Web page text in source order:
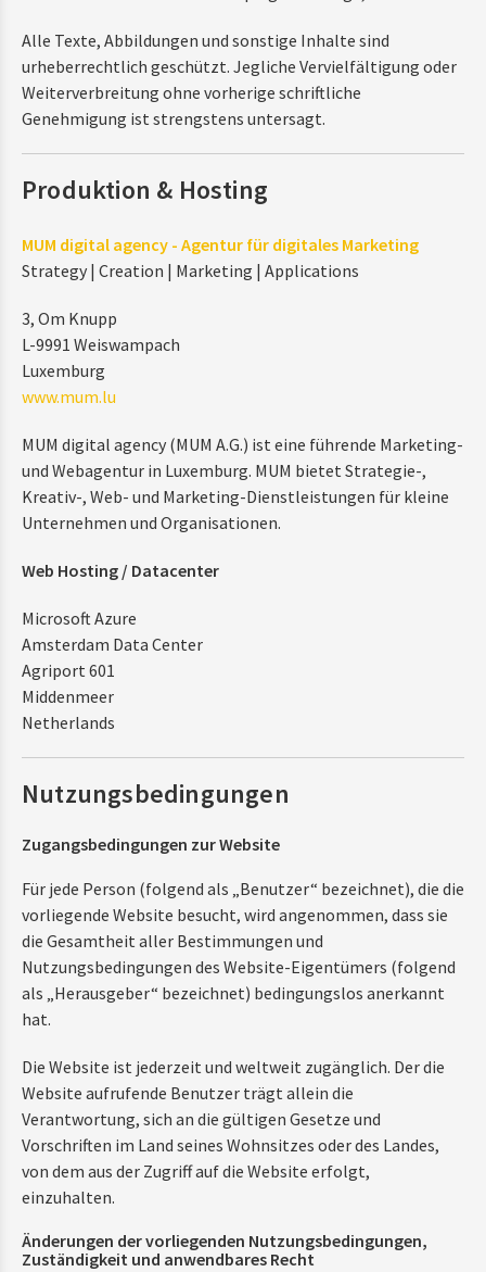
Alle Texte, Abbildungen und sonstige Inhalte sind
urheberrechtlich geschützt. Jegliche Vervielfältigung oder
Weiterverbreitung ohne vorherige schriftliche
Genehmigung ist strengstens untersagt.
Produktion & Hosting
MUM digital agency - Agentur für digitales Marketing
Strategy | Creation | Marketing | Applications
3, Om Knupp
L-9991 Weiswampach
Luxemburg
www.mum.lu
MUM digital agency (MUM A.G.) ist eine führende Marketing-
und Webagentur in Luxemburg. MUM bietet Strategie-,
Kreativ-, Web- und Marketing-Dienstleistungen für kleine
Unternehmen und Organisationen.
Web Hosting / Datacenter
Microsoft Azure
Amsterdam Data Center
Agriport 601
Middenmeer
Netherlands
Nutzungsbedingungen
Zugangsbedingungen zur Website
Für jede Person (folgend als „Benutzer“ bezeichnet), die die
vorliegende Website besucht, wird angenommen, dass sie
die Gesamtheit aller Bestimmungen und
Nutzungsbedingungen des Website-Eigentümers (folgend
als „Herausgeber“ bezeichnet) bedingungslos anerkannt
hat.
Die Website ist jederzeit und weltweit zugänglich. Der die
Website aufrufende Benutzer trägt allein die
Verantwortung, sich an die gültigen Gesetze und
Vorschriften im Land seines Wohnsitzes oder des Landes,
von dem aus der Zugriff auf die Website erfolgt,
einzuhalten.
Änderungen der vorliegenden Nutzungsbedingungen,
Zuständigkeit und anwendbares Recht